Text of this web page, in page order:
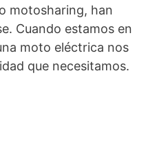
motosharing, han
Cuando estamos en
moto eléctrica nos
que necesitamos.